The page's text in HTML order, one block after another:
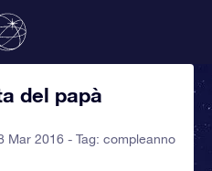
del papà
Mar 2016 - Tag: compleanno